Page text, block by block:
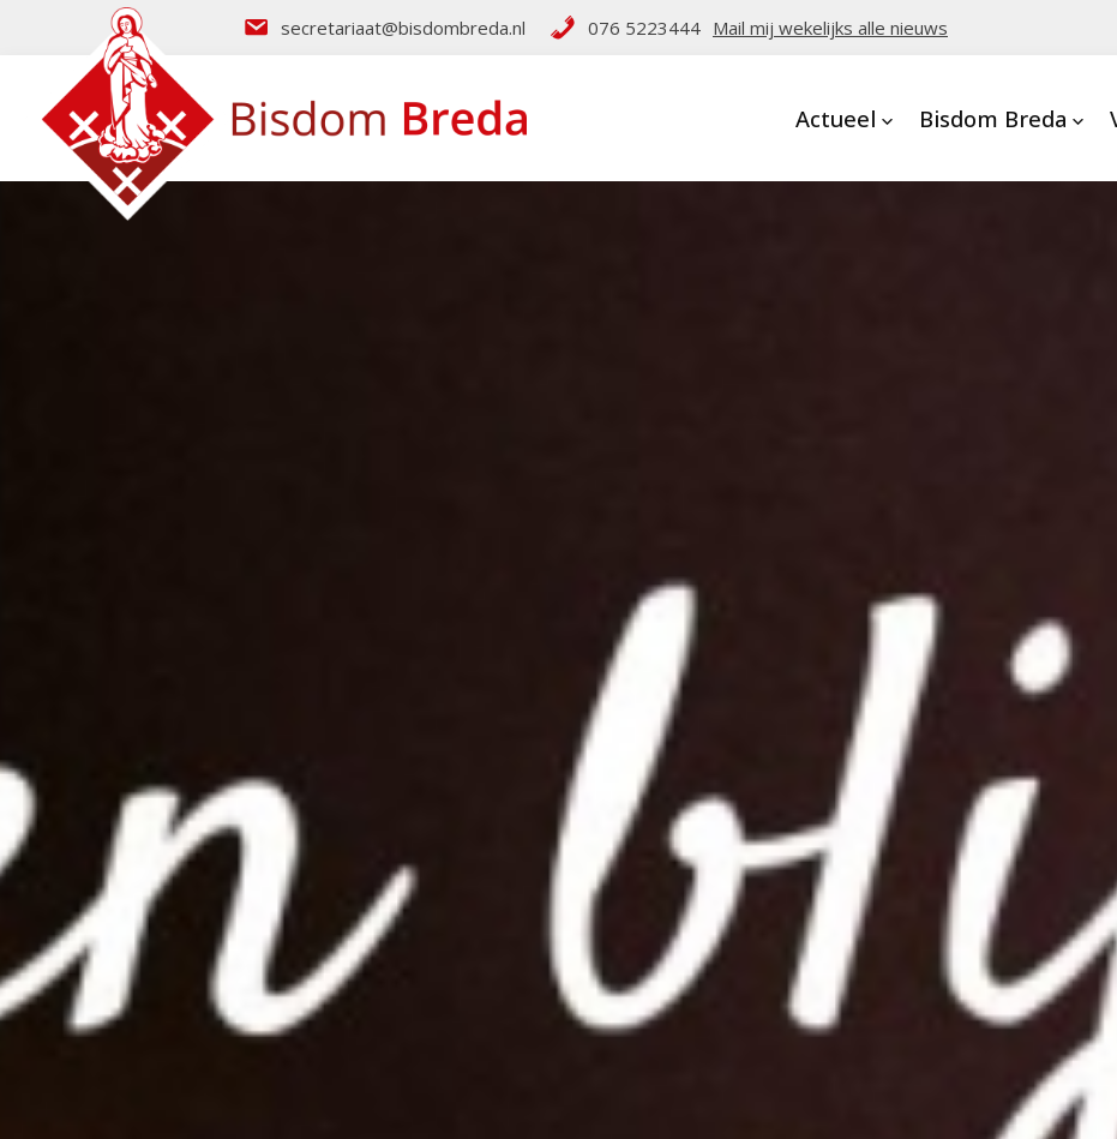
secretariaat@bisdombreda.nl 076 5223444 Mail mij wekelijks alle nieuws
Actueel Bisdom Breda